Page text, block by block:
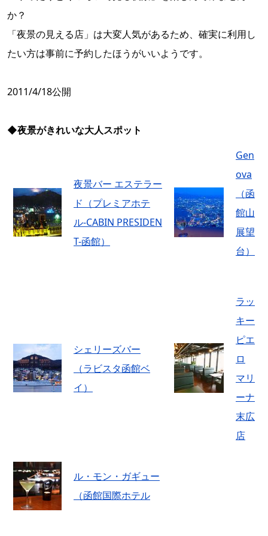
か？
「夜景の見える店」は大変人気があるため、確実に利用し
たい方は事前に予約したほうがいいようです。
2011/4/18公開
◆夜景がきれいな大人スポット
夜景バー エステラー
ド（プレミアホテ
ル-CABIN PRESIDEN
T-函館）
Gen
ova
（函
館山
展望
台）
シェリーズバー
（ラビスタ函館ベ
イ）
ラッ
キー
ピエ
ロ
マリ
ーナ
末広
店
ル・モン・ガギュー
（函館国際ホテル